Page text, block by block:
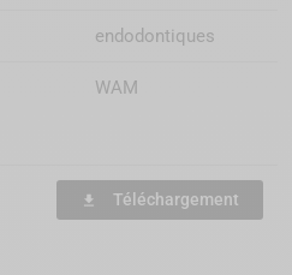
endodontiques
WAM
file_download Téléchargement